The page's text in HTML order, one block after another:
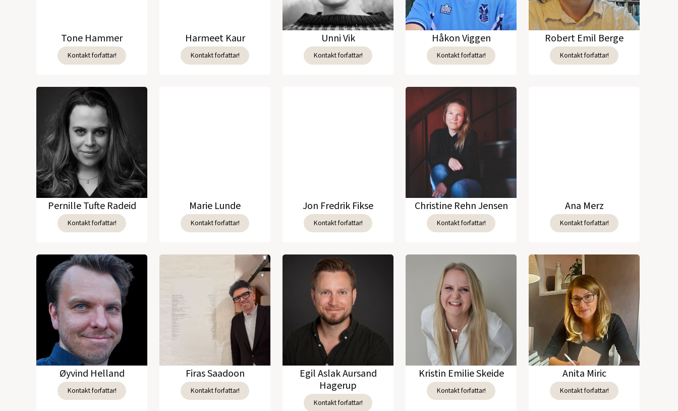
Tone Hammer
Kontakt forfattar!
Harmeet Kaur
Kontakt forfattar!
Unni Vik
Kontakt forfattar!
Håkon Viggen
Kontakt forfattar!
Robert Emil Berge
Kontakt forfattar!
Pernille Tufte Radeid
Kontakt forfattar!
Marie Lunde
Kontakt forfattar!
Jon Fredrik Fikse
Kontakt forfattar!
Christine Rehn Jensen
Kontakt forfattar!
Ana Merz
Kontakt forfattar!
Øyvind Helland
Kontakt forfattar!
Firas Saadoon
Kontakt forfattar!
Egil Aslak Aursand
Hagerup
Kontakt forfattar!
Kristin Emilie Skeide
Kontakt forfattar!
Anita Miric
Kontakt forfattar!